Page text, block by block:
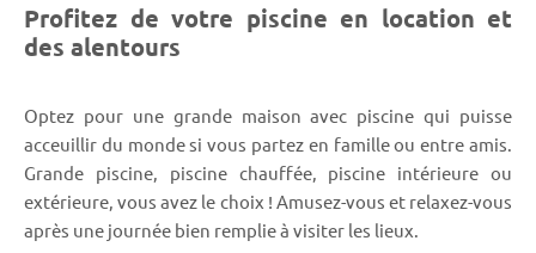
Profitez de votre piscine en location et
des alentours
Optez pour une grande maison avec piscine qui puisse
acceuillir du monde si vous partez en famille ou entre amis.
Grande piscine, piscine chauffée, piscine intérieure ou
extérieure, vous avez le choix ! Amusez-vous et relaxez-vous
après une journée bien remplie à visiter les lieux.